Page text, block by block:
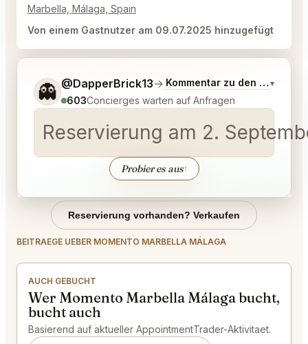
Marbella, Málaga, Spain
Von einem Gastnutzer am 09.07.2025 hinzugefügt
👻 @DapperBrick13→ Kommentar zu den neuesten
▾
603Concierges warten auf Anfragen
Reservierung am 2.
Probier es aus↑
Sag mir noch etwas genauer, was du möchtest.
Reservierung vorhanden? Verkaufen
BEITRAEGE UEBER MOMENTO MARBELLA MÁLAGA
AUCH GEBUCHT
Wer Momento Marbella Málaga bucht,
bucht auch
Basierend auf aktueller AppointmentTrader-Aktivitaet.